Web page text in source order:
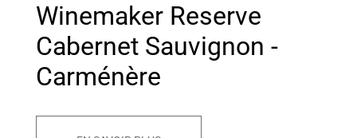
Winemaker Reserve
Cabernet Sauvignon -
Carménère